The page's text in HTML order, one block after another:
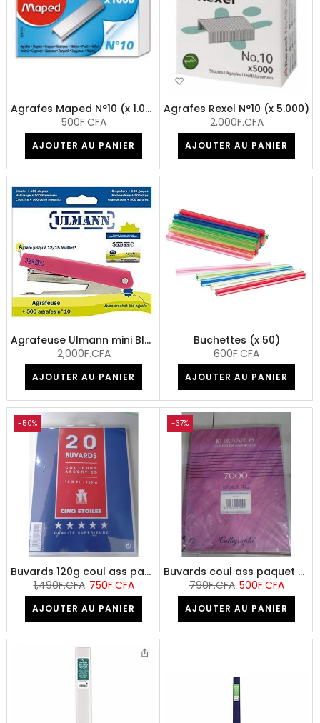
Agrafes Maped N°10 (x 1.000)
500F.CFA
AJOUTER AU PANIER
Agrafes Rexel N°10 (x 5.000)
2,000F.CFA
AJOUTER AU PANIER
Agrafeuse Ulmann mini Bleu ou Vert + 500 agrafes
2,000F.CFA
AJOUTER AU PANIER
Buchettes (x 50)
600F.CFA
AJOUTER AU PANIER
-50%
Buvards 120g coul ass paquet de 20 -50%
1,490F.CFA 750F.CFA
AJOUTER AU PANIER
-37%
Buvards coul ass paquet de 10 -37%
790F.CFA 500F.CFA
AJOUTER AU PANIER